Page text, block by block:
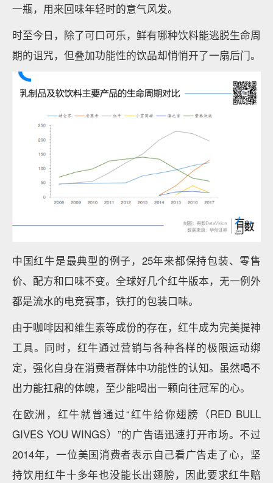
一瓶，用来回味年轻时的意气风发。
时至今日，除了可口可乐，鲜有哪种饮料能逃脱生命周
期的诅咒，但叠加功能性的饮品却悄悄开了一扇后门。
中国红牛是最典型的例子，25年来都保持包装、零售
价、配方和口味不变。全球好几个红牛版本，无一例外
都是流水的电竞赛事，铁打的包装口味。
由于咖啡因和维生素等成份的存在，红牛成为完美提神
工具。同时，红牛通过营销与各种各样的极限运动绑
定，强化自身在消费者群体中功能性的认知。虽然喝不
出力能扛鼎的体魄，至少能喝出一颗向往冠军的心。
在欧洲，红牛就曾通过“红牛给你翅膀（RED BULL
GIVES YOU WINGS）”的广告语迅速打开市场。不过
2014年，一位美国消费者表示自己看广告走了心，坚
持饮用红牛十多年也没能长出翅膀，因此要求红牛赔